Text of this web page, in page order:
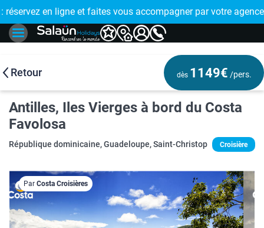
!
: réservez en ligne et faites vous accompagner par votre
🤩
Retour dès 1149€ /pers.
Antilles, Iles Vierges à bord du Costa
Favolosa
République dominicaine, Guadeloupe, Saint-Christophe-et-Niévès...
Croisière
Par Costa Croisières